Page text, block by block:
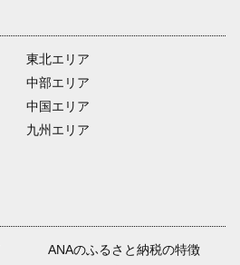
東北エリア
中部エリア
中国エリア
九州エリア
ANAのふるさと納税の特徴